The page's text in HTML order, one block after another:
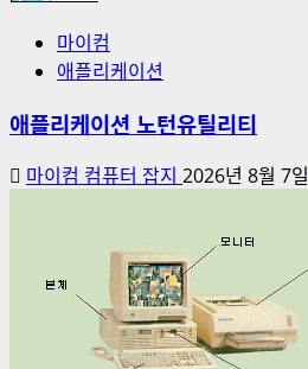
마이컴
애플리케이션
애플리케이션 노턴유틸리티
마이컴 컴퓨터 잡지 2026년 8월 7일